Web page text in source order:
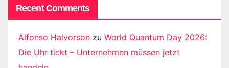
Recent Comments
Alfonso Halvorson zu World Quantum Day 2026:
Die Uhr tickt – Unternehmen müssen jetzt